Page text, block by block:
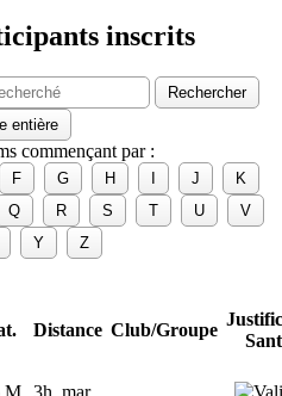
inscrits
commençant par :
Distance Club/Groupe
M 3h_mar